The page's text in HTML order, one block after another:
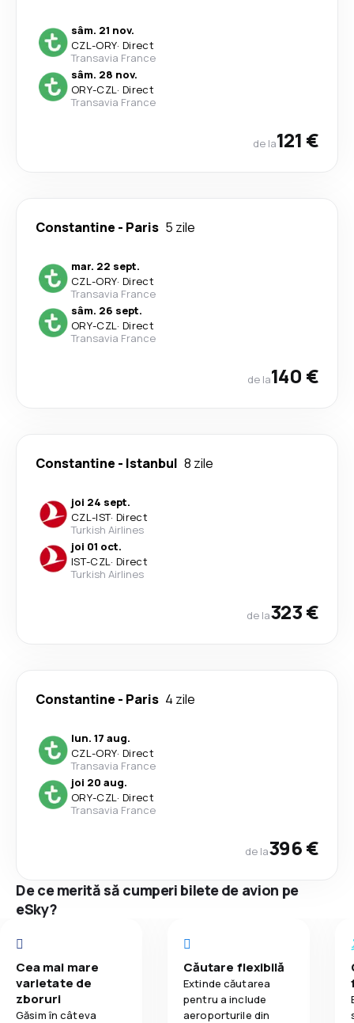
sâm. 21 nov.
CZL-ORY· Direct
Transavia France
sâm. 28 nov.
ORY-CZL· Direct
Transavia France
de la121 €
Constantine - Paris 5 zile
mar. 22 sept.
CZL-ORY· Direct
Transavia France
sâm. 26 sept.
ORY-CZL· Direct
Transavia France
de la140 €
Constantine - Istanbul 8 zile
joi 24 sept.
CZL-IST· Direct
Turkish Airlines
joi 01 oct.
IST-CZL· Direct
Turkish Airlines
de la323 €
Constantine - Paris 4 zile
lun. 17 aug.
CZL-ORY· Direct
Transavia France
joi 20 aug.
ORY-CZL· Direct
Transavia France
de la396 €
De ce merită să cumperi bilete de avion pe
eSky?
Cea mai mare
varietate de
zboruri
Găsim în câteva
Căutare flexibilă
Extinde căutarea
pentru a include
aeroporturile din